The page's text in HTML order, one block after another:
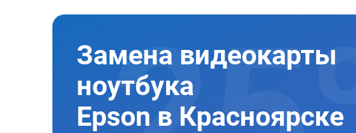
Замена видеокарты
ноутбука
Epson в Красноярске